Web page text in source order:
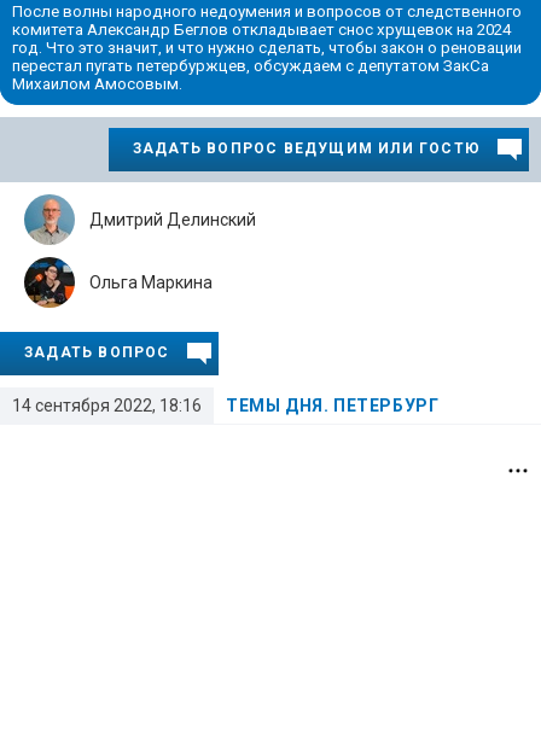
После волны народного недоумения и вопросов от следственного
комитета Александр Беглов откладывает снос хрущевок на 2024
год. Что это значит, и что нужно сделать, чтобы закон о реновации
перестал пугать петербуржцев, обсуждаем с депутатом ЗакСа
Михаилом Амосовым.
ЗАДАТЬ ВОПРОС ВЕДУЩИМ ИЛИ ГОСТЮ
14 сентября 2022, 18:16 ТЕМЫ ДНЯ. ПЕТЕРБУРГ
Дмитрий Делинский
Ольга Маркина
ЗАДАТЬ ВОПРОС